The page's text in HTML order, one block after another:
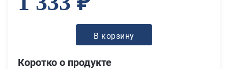
Коротко о продукте
В корзину